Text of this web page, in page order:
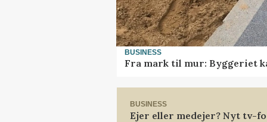
BUSINESS
Fra mark til mur: Byggeriet
BUSINESS
Ejer eller medejer? Nyt tv-